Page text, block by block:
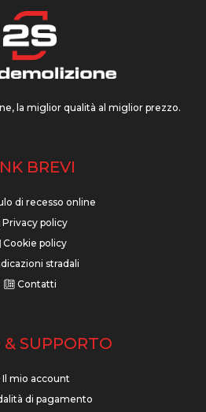
la miglior qualità al miglior prezzo.
BREVI
di recesso online
Privacy policy
Cookie policy
stradali
Contatti
SUPPORTO
Il mio account
di pagamento